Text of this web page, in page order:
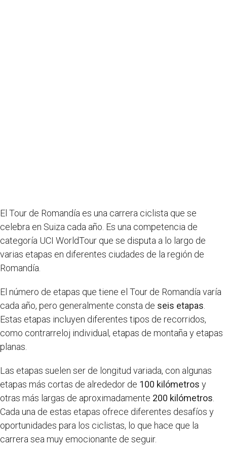
El Tour de Romandía es una carrera ciclista que se
celebra en Suiza cada año. Es una competencia de
categoría UCI WorldTour que se disputa a lo largo de
varias etapas en diferentes ciudades de la región de
Romandía.
El número de etapas que tiene el Tour de Romandía varía
cada año, pero generalmente consta de seis etapas
Estas etapas incluyen diferentes tipos de recorridos,
como contrarreloj individual, etapas de montaña y etapas
planas.
Las etapas suelen ser de longitud variada, con algunas
etapas más cortas de alrededor de 100 kilómetros y
otras más largas de aproximadamente 200 kilómetros
Cada una de estas etapas ofrece diferentes desafíos y
oportunidades para los ciclistas, lo que hace que la
carrera sea muy emocionante de seguir.